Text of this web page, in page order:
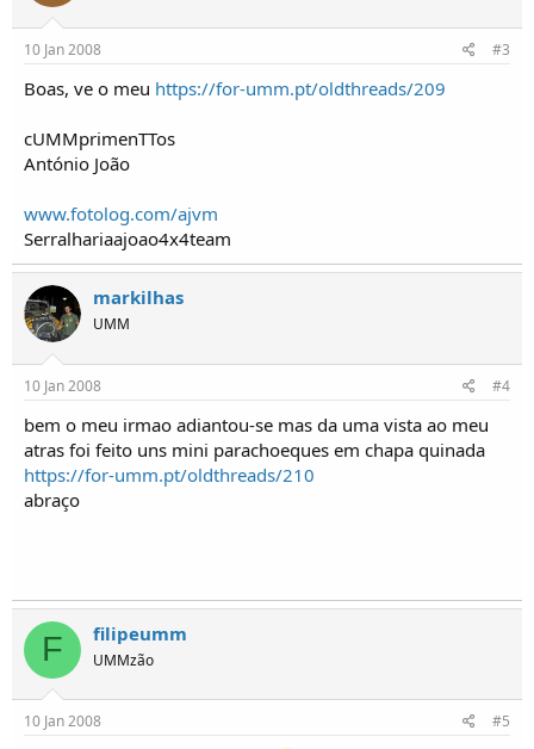
10 Jan 2008 #3
Boas, ve o meu https://for-umm.pt/oldthreads/209
cUMMprimenTTos
António João
www.fotolog.com/ajvm
Serralhariaajoao4x4team
markilhas
UMM
10 Jan 2008 #4
bem o meu irmao adiantou-se mas da uma vista ao meu
atras foi feito uns mini parachoeques em chapa quinada
https://for-umm.pt/oldthreads/210
abraço
F filipeumm
UMMzão
10 Jan 2008 #5